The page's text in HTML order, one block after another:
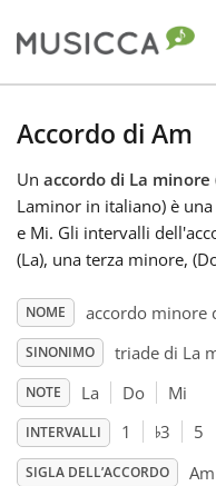
Български
Dansk
English
Español
Accordo di Am
Un accordo di La minore
Laminor in italiano) è
e Mi. Gli intervalli
(La), una terza minore,
NOME accordo minore
SINONIMO triade di La
NOTE La Do Mi
INTERVALLI 1 ♭3 5
SIGLA DELL’ACCORDO Am